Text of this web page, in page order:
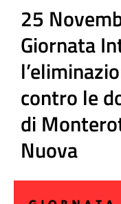
25
Giornata
contro le
di
Nuova